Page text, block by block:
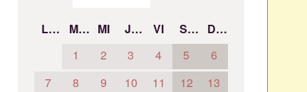
LU MA MI JU VI SÁ
DO
1
2 3 4 5
6
7
8 9 10 11 12
13